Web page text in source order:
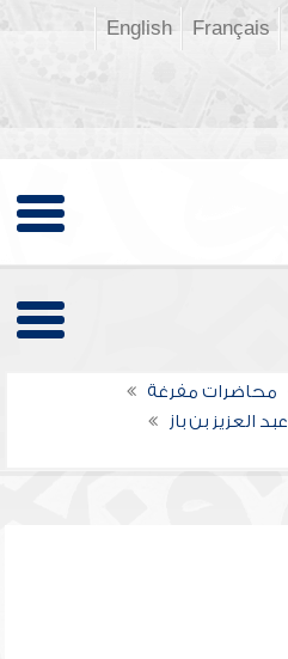
Français
English
محاضرات مفرغة
عبد العزيز بن باز